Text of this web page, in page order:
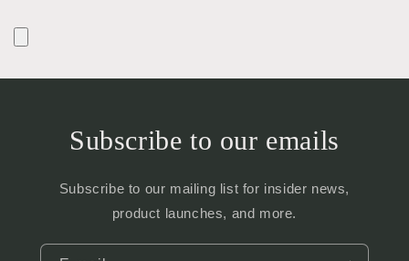
Subscribe to our emails
Subscribe to our mailing list for insider news,
product launches, and more.